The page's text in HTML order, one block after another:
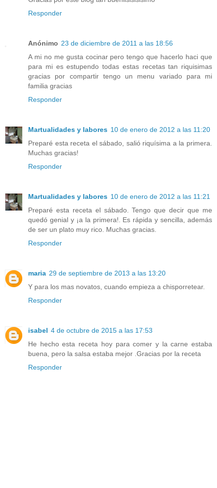
Responder
Anónimo 23 de diciembre de 2011 a las 18:56
A mi no me gusta cocinar pero tengo que hacerlo haci que
para mi es estupendo todas estas recetas tan riquisimas
gracias por compartir tengo un menu variado para mi
familia gracias
Responder
Martualidades y labores 10 de enero de 2012 a las 11:20
Preparé esta receta el sábado, salió riquísima a la primera.
Muchas gracias!
Responder
Martualidades y labores 10 de enero de 2012 a las 11:21
Preparé esta receta el sábado. Tengo que decir que me
quedó genial y ¡a la primera!. Es rápida y sencilla, además
de ser un plato muy rico. Muchas gracias.
Responder
maria 29 de septiembre de 2013 a las 13:20
Y para los mas novatos, cuando empieza a chisporretear.
Responder
isabel 4 de octubre de 2015 a las 17:53
He hecho esta receta hoy para comer y la carne estaba
buena, pero la salsa estaba mejor .Gracias por la receta
Responder